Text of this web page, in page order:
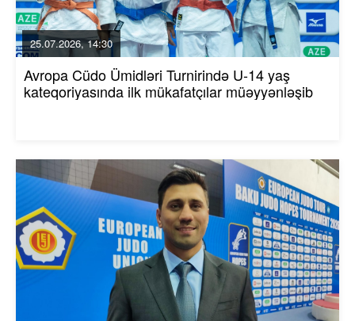
25.07.2026, 14:30
Avropa Cüdo Ümidləri Turnirində U-14 yaş
kateqoriyasında ilk mükafatçılar müəyyənləşib